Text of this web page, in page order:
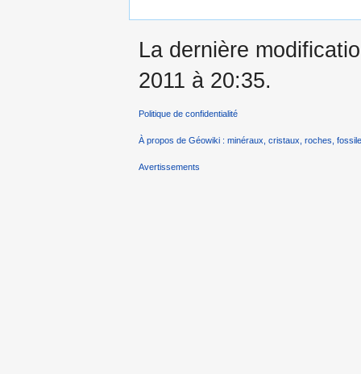
La dernière
2011 à 20:35.
Politique de confidentialité
À propos de Géowiki : minéraux, cristaux, roches,
Avertissements